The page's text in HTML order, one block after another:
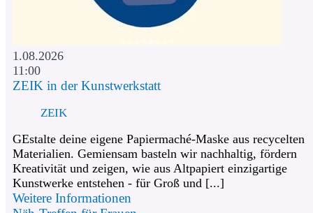
1.08.2026
11:00
ZEIK in der Kunstwerkstatt
ZEIK
GEstalte deine eigene Papiermaché-Maske aus recycelten
Materialien. Gemiensam basteln wir nachhaltig, fördern
Kreativität und zeigen, wie aus Altpapiert einzigartige
Kunstwerke entstehen - für Groß und [...]
Weitere Informationen